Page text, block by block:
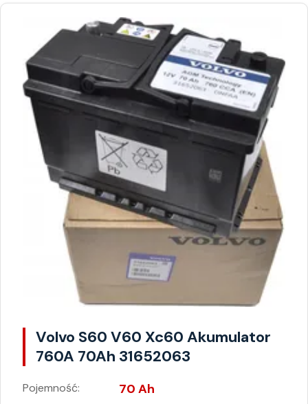
Volvo S60 V60 Xc60 Akumulator
760A 70Ah 31652063
Pojemność: 70 Ah